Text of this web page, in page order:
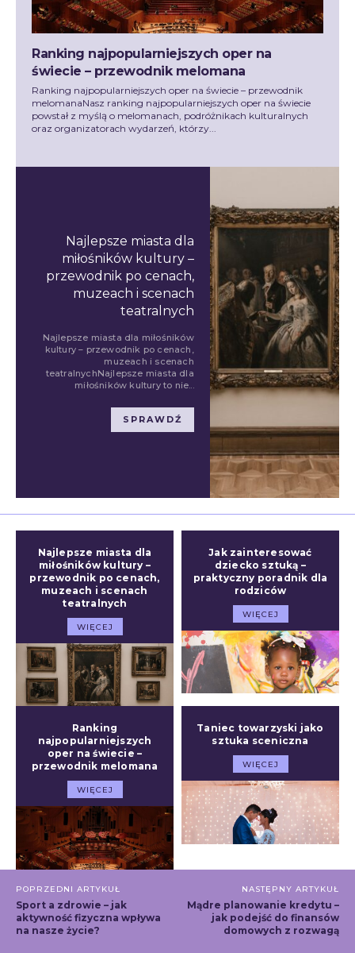
Ranking najpopularniejszych oper na
świecie – przewodnik melomana
Ranking najpopularniejszych oper na świecie – przewodnik
melomanaNasz ranking najpopularniejszych oper na świecie
powstał z myślą o melomanach, podróżnikach kulturalnych
oraz organizatorach wydarzeń, którzy...
Najlepsze miasta dla
miłośników kultury –
przewodnik po cenach,
muzeach i scenach
teatralnych
Najlepsze miasta dla miłośników
kultury – przewodnik po cenach,
muzeach i scenach
teatralnychNajlepsze miasta dla
miłośników kultury to nie...
SPRAWDŹ
Najlepsze miasta dla
miłośników kultury –
przewodnik po cenach,
muzeach i scenach
teatralnych
WIĘCEJ
Jak zainteresować
dziecko sztuką –
praktyczny poradnik dla
rodziców
WIĘCEJ
Ranking
najpopularniejszych
oper na świecie –
przewodnik melomana
WIĘCEJ
Taniec towarzyski jako
sztuka sceniczna
WIĘCEJ
POPRZEDNI ARTYKUŁ
Sport a zdrowie – jak
aktywność fizyczna wpływa
na nasze życie?
NASTĘPNY ARTYKUŁ
Mądre planowanie kredytu –
jak podejść do finansów
domowych z rozwagą